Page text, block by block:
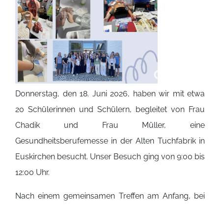
Donnerstag, den 18. Juni 2026, haben wir mit etwa
20 Schülerinnen und Schülern, begleitet von Frau
Chadik und Frau Müller, eine
Gesundheitsberufemesse in der Alten Tuchfabrik in
Euskirchen besucht. Unser Besuch ging von 9:00 bis
12:00 Uhr.
Nach einem gemeinsamen Treffen am Anfang, bei